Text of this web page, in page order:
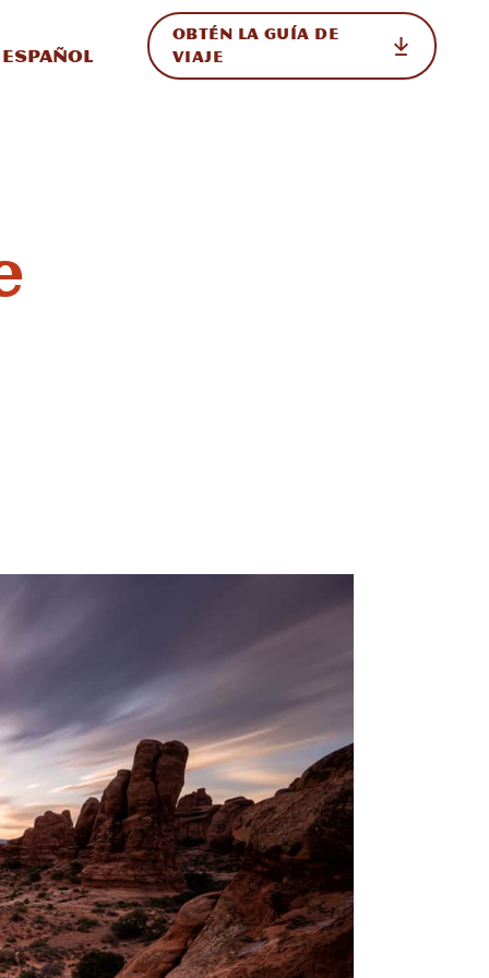
en el sitioInternacional
Español
OBTÉN LA GUÍA DE
VIAJE